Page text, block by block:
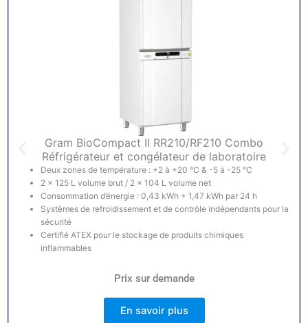
Gram BioCompact II RR210/RF210 Combo
Réfrigérateur et congélateur de laboratoire
Deux zones de température : +2 à +20 °C & -5 à -25 °C
2 × 125 L volume brut / 2 × 104 L volume net
Consommation d’énergie : 0,43 kWh + 1,47 kWh par 24 h
Systèmes de refroidissement et de contrôle indépendants pour la
sécurité
Certifié ATEX pour le stockage de produits chimiques
inflammables
Prix sur demande
En savoir plus